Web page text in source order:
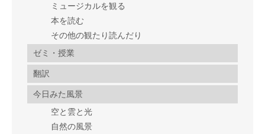
ミュージカルを観る
本を読む
その他の観たり読んだり
ゼミ・授業
翻訳
今日みた風景
空と雲と光
自然の風景